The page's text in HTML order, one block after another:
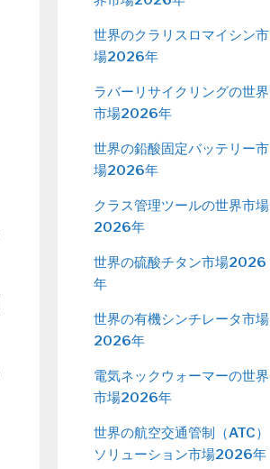
世界のクラリスロマイシン市
場2026年
ラバーリサイクリングの世界
市場2026年
世界の鉛酸固定バッテリー市
場2026年
クラス管理ツールの世界市場
2026年
世界の硫酸チタン市場2026
年
世界の有機シンチレータ市場
2026年
電気ネックウォーマーの世界
市場2026年
世界の航空交通管制（ATC）
ソリューション市場2026年